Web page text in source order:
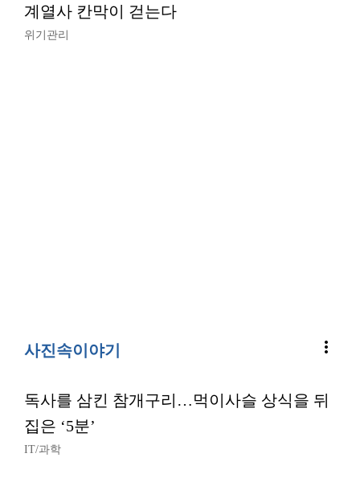
계열사 칸막이 걷는다
위기관리
사진속이야기 more_vert
독사를 삼킨 참개구리…먹이사슬 상식을 뒤
집은 ‘5분’
IT/과학